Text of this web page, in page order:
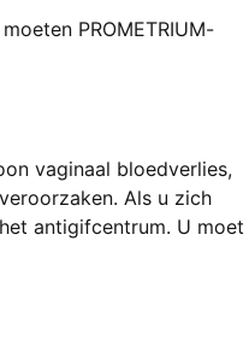
PROMETRIUM-
vaginaal bloedverlies,
Als u zich
antigifcentrum. U moet